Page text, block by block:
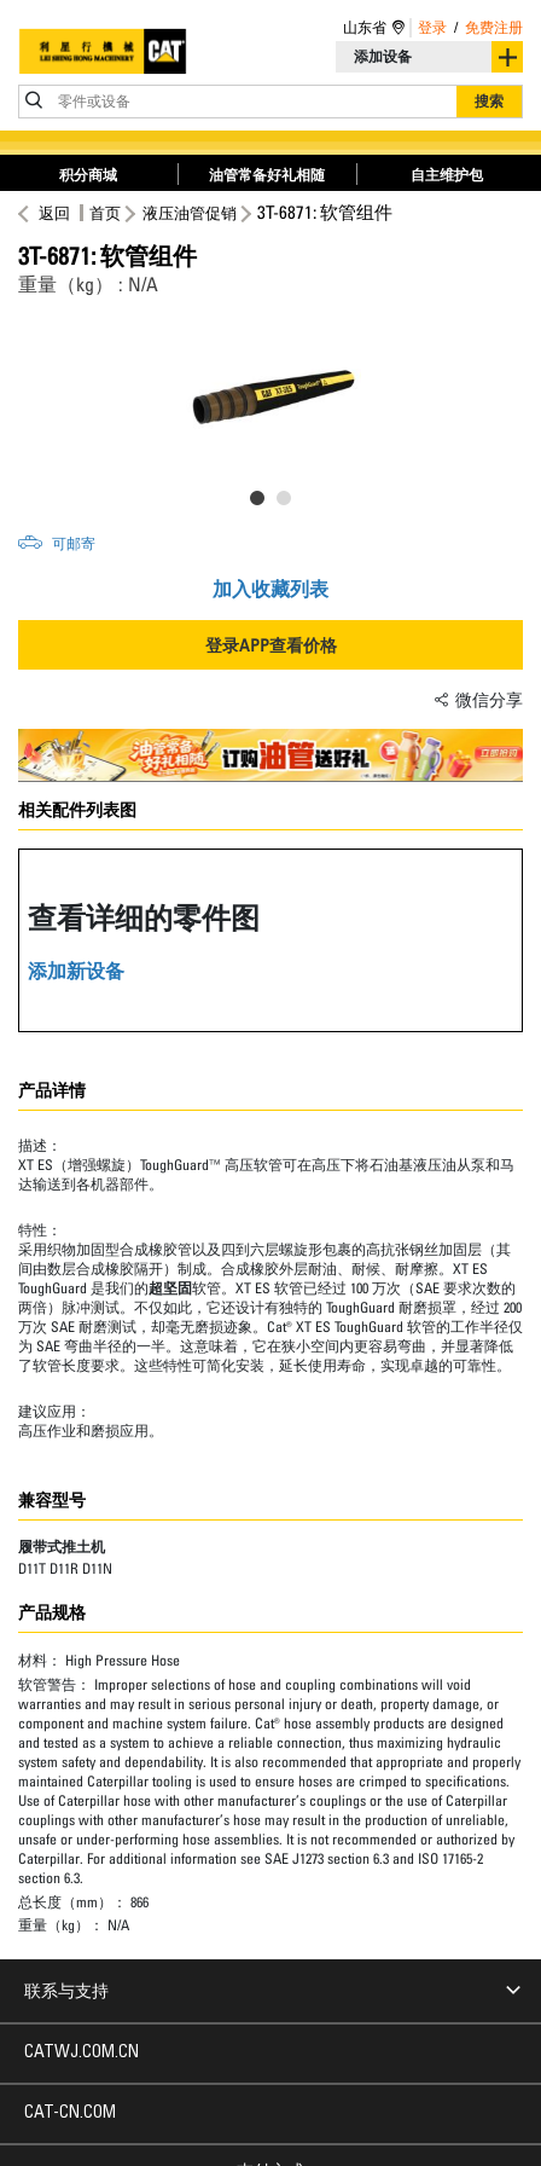
添加设备
零件或设备 搜索
山东省 登录 / 免费注册
积分商城 油管常备好礼相随 自主维护包
返回 首页 液压油管促销 3T-6871: 软管组件
3T-6871: 软管组件
重量（kg） : N/A
可邮寄
加入收藏列表
登录APP查看价格
微信分享
相关配件列表图
查看详细的零件图
添加新设备
产品详情
描述：
XT ES（增强螺旋）ToughGuard™ 高压软管可在高压下将石油基液压油从泵和马
达输送到各机器部件。
特性：
采用织物加固型合成橡胶管以及四到六层螺旋形包裹的高抗张钢丝加固层（其
间由数层合成橡胶隔开）制成。合成橡胶外层耐油、耐候、耐摩擦。XT ES
ToughGuard 是我们的超坚固软管。XT ES 软管已经过 100 万次（SAE 要求次数的
两倍）脉冲测试。不仅如此，它还设计有独特的 ToughGuard 耐磨损罩，经过 200
万次 SAE 耐磨测试，却毫无磨损迹象。Cat® XT ES ToughGuard 软管的工作半径仅
为 SAE 弯曲半径的一半。这意味着，它在狭小空间内更容易弯曲，并显著降低
了软管长度要求。这些特性可简化安装，延长使用寿命，实现卓越的可靠性。
建议应用：
高压作业和磨损应用。
兼容型号
履带式推土机
D11T D11R D11N
产品规格
材料： High Pressure Hose
软管警告： Improper selections of hose and coupling combinations will void
warranties and may result in serious personal injury or death, property damage, or
component and machine system failure. Cat® hose assembly products are designed
and tested as a system to achieve a reliable connection, thus maximizing hydraulic
system safety and dependability. It is also recommended that appropriate and properly
maintained Caterpillar tooling is used to ensure hoses are crimped to specifications.
Use of Caterpillar hose with other manufacturer’s couplings or the use of Caterpillar
couplings with other manufacturer’s hose may result in the production of unreliable,
unsafe or under-performing hose assemblies. It is not recommended or authorized by
Caterpillar. For additional information see SAE J1273 section 6.3 and ISO 17165-2
section 6.3.
总长度（mm）： 866
重量（kg）： N/A
联系与支持
CATWJ.COM.CN
CAT-CN.COM